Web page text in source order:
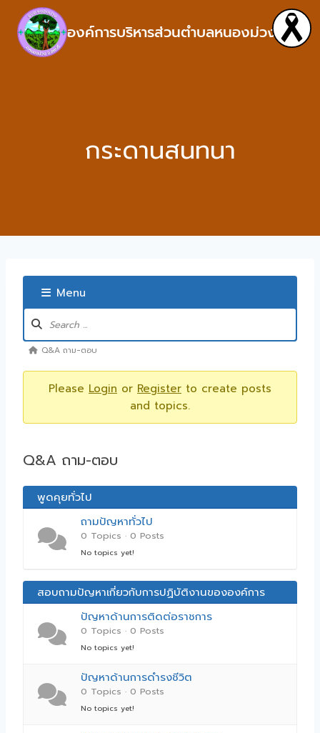
องค์การบริหารส่วนตำบลหนองม่วง
กระดานสนทนา
Menu
Q&A ถาม-ตอบ
Please Login or Register to create posts
and topics.
Q&A ถาม-ตอบ
พูดคุยทั่วไป
ถามปัญหาทั่วไป
0 Topics · 0 Posts
No topics yet!
สอบถามปัญหาเกี่ยวกับการปฏิบัติงานขององค์การ
บริหารส่วนตำบลหนองม่วง
ปัญหาด้านการติดต่อราชการ
0 Topics · 0 Posts
No topics yet!
ปัญหาด้านการดำรงชีวิต
0 Topics · 0 Posts
No topics yet!